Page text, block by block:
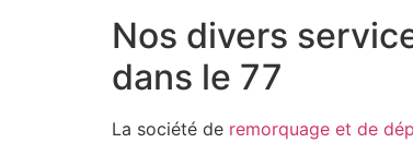
Nos divers
dans le 77
La société de remorquage et de